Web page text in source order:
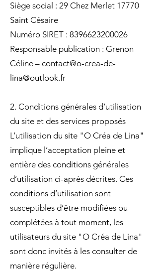
Siège social : 29 Chez Merlet 17770
Saint Césaire
Numéro SIRET : 8396623200026
Responsable publication : Grenon
Céline – contact@o-crea-de-
lina@outlook.fr
2. Conditions générales d’utilisation
du site et des services proposés
L’utilisation du site "O Créa de Lina"
implique l’acceptation pleine et
entière des conditions générales
d’utilisation ci-après décrites. Ces
conditions d’utilisation sont
susceptibles d’être modifiées ou
complétées à tout moment, les
utilisateurs du site "O Créa de Lina"
sont donc invités à les consulter de
manière régulière.